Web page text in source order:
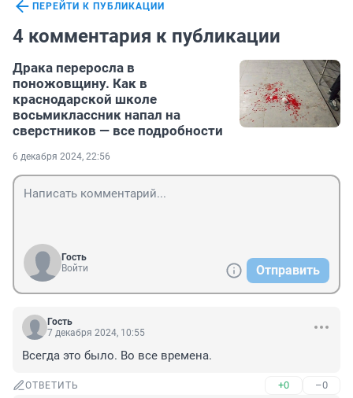
ПЕРЕЙТИ К ПУБЛИКАЦИИ
4 комментария к публикации
Драка переросла в
поножовщину. Как в
краснодарской школе
восьмиклассник напал на
сверстников — все подробности
6 декабря 2024, 22:56
Гость
Войти
Отправить
Гость
7 декабря 2024, 10:55
Всегда это было. Во все времена.
ОТВЕТИТЬ +0 –0